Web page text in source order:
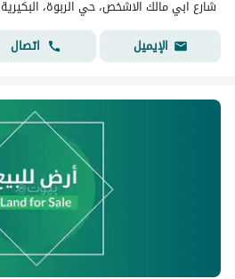
شارع ابي مالك الاشخص، حي الربوة، البكيرية
الإيميل
اتصال